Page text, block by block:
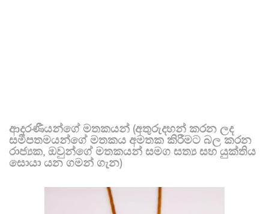
ආදරණීයන්ගේ මතකයන් (අතුරුදහන් කරන ලද
සමීපතමයන්ගේ මතකය අමතක කිරීමට බල කරන
රාජ්‍යක, ඔවුන්ගේ මතකයන් සමග සත්‍ය සහ යුක්තිය
සොයා යන ගමන් ගැන)